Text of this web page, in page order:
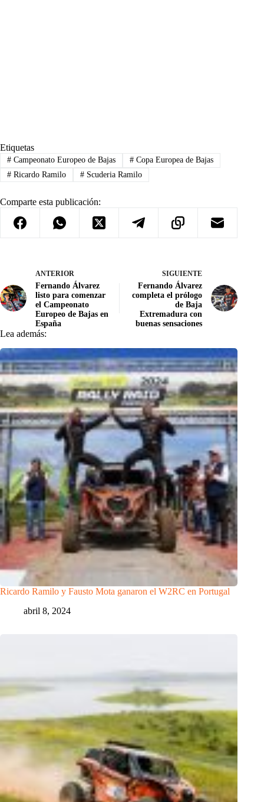
Etiquetas
#Campeonato Europeo de Bajas #Copa Europea de Bajas
#Ricardo Ramilo #Scuderia Ramilo
Comparte esta publicación:
ANTERIOR
Fernando Álvarez
listo para comenzar
el Campeonato
Europeo de Bajas en
España
SIGUIENTE
Fernando Álvarez
completa el prólogo
de Baja
Extremadura con
buenas sensaciones
Lea además:
Ricardo Ramilo y Fausto Mota ganaron el W2RC en Portugal
abril 8, 2024